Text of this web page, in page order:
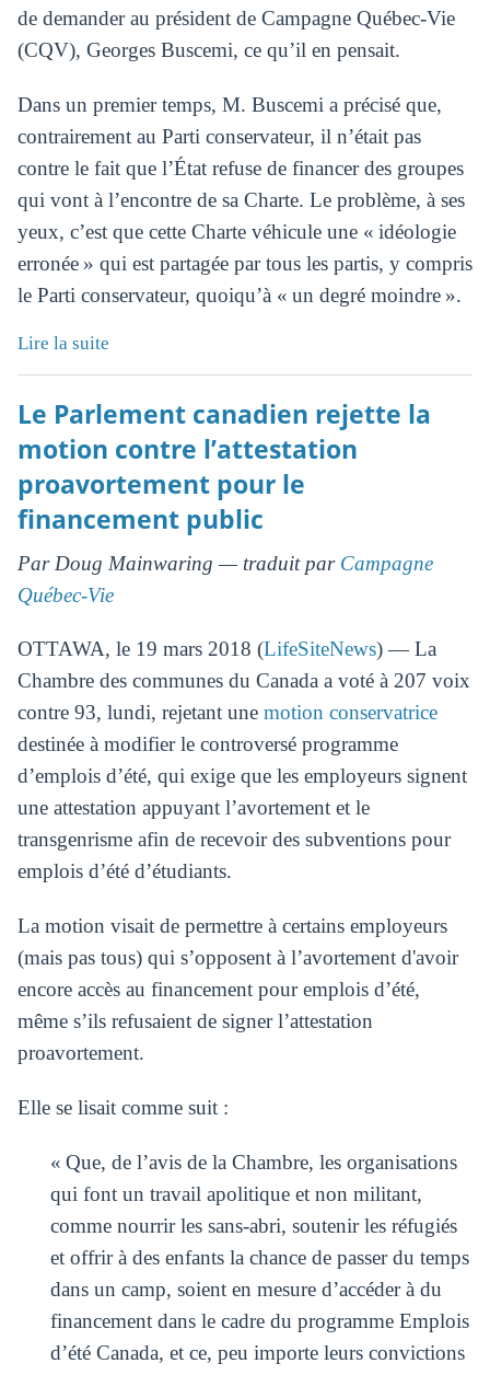
de demander au président de Campagne Québec-Vie
(CQV), Georges Buscemi, ce qu’il en pensait.
Dans un premier temps, M. Buscemi a précisé que,
contrairement au Parti conservateur, il n’était pas
contre le fait que l’État refuse de financer des groupes
qui vont à l’encontre de sa Charte. Le problème, à ses
yeux, c’est que cette Charte véhicule une « idéologie
erronée » qui est partagée par tous les partis, y compris
le Parti conservateur, quoiqu’à « un degré moindre ».
Lire la suite
Le Parlement canadien rejette la
motion contre l’attestation
proavortement pour le
financement public
Par Doug Mainwaring — traduit par Campagne
Québec-Vie
OTTAWA, le 19 mars 2018 (LifeSiteNews) — La
Chambre des communes du Canada a voté à 207 voix
contre 93, lundi, rejetant une motion conservatrice
destinée à modifier le controversé programme
d’emplois d’été, qui exige que les employeurs signent
une attestation appuyant l’avortement et le
transgenrisme afin de recevoir des subventions pour
emplois d’été d’étudiants.
La motion visait de permettre à certains employeurs
(mais pas tous) qui s’opposent à l’avortement d'avoir
encore accès au financement pour emplois d’été,
même s’ils refusaient de signer l’attestation
proavortement.
Elle se lisait comme suit :
« Que, de l’avis de la Chambre, les organisations
qui font un travail apolitique et non militant,
comme nourrir les sans-abri, soutenir les réfugiés
et offrir à des enfants la chance de passer du temps
dans un camp, soient en mesure d’accéder à du
financement dans le cadre du programme Emplois
d’été Canada, et ce, peu importe leurs convictions